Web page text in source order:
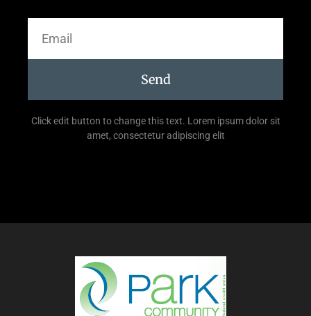
Send
Click edit button to change this text. Lorem ipsum dolor sit
amet, consectetur adipiscing elit